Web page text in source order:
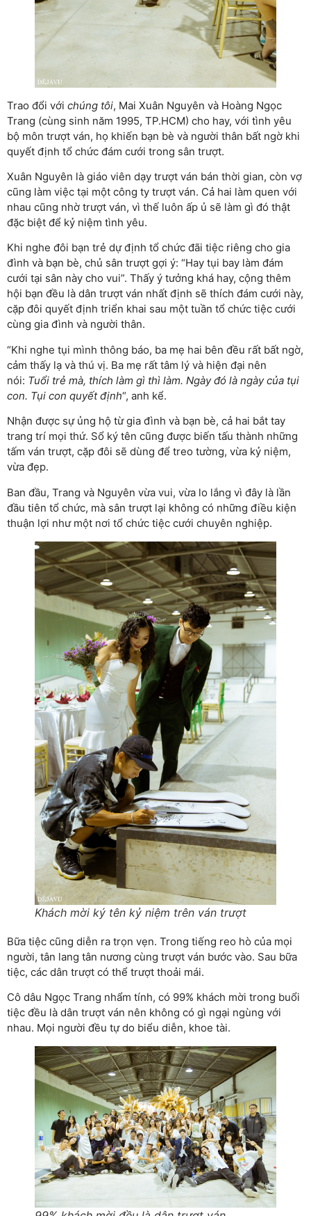
Trao đổi với chúng tôi, Mai Xuân Nguyên và Hoàng Ngọc
Trang (cùng sinh năm 1995, TP.HCM) cho hay, với tình yêu
bộ môn trượt ván, họ khiến bạn bè và người thân bất ngờ khi
quyết định tổ chức đám cưới trong sân trượt.
Xuân Nguyên là giáo viên dạy trượt ván bán thời gian, còn vợ
cũng làm việc tại một công ty trượt ván. Cả hai làm quen với
nhau cũng nhờ trượt ván, vì thế luôn ấp ủ sẽ làm gì đó thật
đặc biệt để kỷ niệm tình yêu.
Khi nghe đôi bạn trẻ dự định tổ chức đãi tiệc riêng cho gia
đình và bạn bè, chủ sân trượt gợi ý: “Hay tụi bay làm đám
cưới tại sân này cho vui”. Thấy ý tưởng khá hay, cộng thêm
hội bạn đều là dân trượt ván nhất định sẽ thích đám cưới này,
cặp đôi quyết định triển khai sau một tuần tổ chức tiệc cưới
cùng gia đình và người thân.
“Khi nghe tụi mình thông báo, ba mẹ hai bên đều rất bất ngờ,
cảm thấy lạ và thú vị. Ba mẹ rất tâm lý và hiện đại nên
nói: Tuổi trẻ mà, thích làm gì thì làm. Ngày đó là ngày của tụi
con. Tụi con quyết định“, anh kể.
Nhận được sự ủng hộ từ gia đình và bạn bè, cả hai bắt tay
trang trí mọi thứ. Sổ ký tên cũng được biến tấu thành những
tấm ván trượt, cặp đôi sẽ dùng để treo tường, vừa kỷ niệm,
vừa đẹp.
Ban đầu, Trang và Nguyên vừa vui, vừa lo lắng vì đây là lần
đầu tiên tổ chức, mà sân trượt lại không có những điều kiện
thuận lợi như một nơi tổ chức tiệc cưới chuyên nghiệp.
Khách mời ký tên kỷ niệm trên ván trượt
Bữa tiệc cũng diễn ra trọn vẹn. Trong tiếng reo hò của mọi
người, tân lang tân nương cùng trượt ván bước vào. Sau bữa
tiệc, các dân trượt có thể trượt thoải mái.
Cô dâu Ngọc Trang nhẩm tính, có 99% khách mời trong buổi
tiệc đều là dân trượt ván nên không có gì ngại ngùng với
nhau. Mọi người đều tự do biểu diễn, khoe tài.